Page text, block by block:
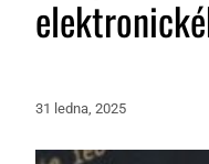
31 ledna, 2025